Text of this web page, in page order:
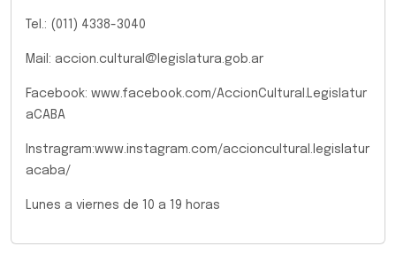
Tel.: (011) 4338-3040
Mail: accion.cultural@legislatura.gob.ar
Facebook: www.facebook.com/AccionCultural.Legislatur
aCABA
Instragram:www.instagram.com/accioncultural.legislatur
acaba/
Lunes a viernes de 10 a 19 horas